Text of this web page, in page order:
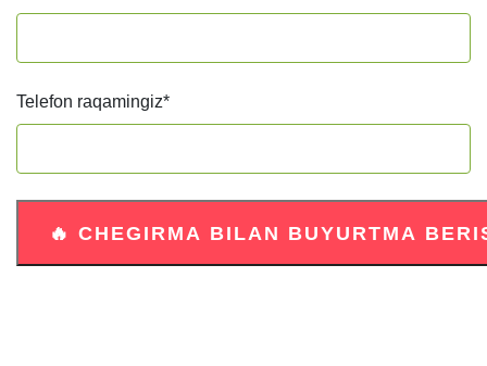
Telefon raqamingiz*